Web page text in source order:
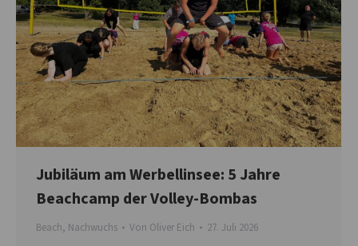
Jubiläum am Werbellinsee: 5 Jahre
Beachcamp der Volley-Bombas
Beach, Nachwuchs Von Oliver Eich 27. Juli 2026